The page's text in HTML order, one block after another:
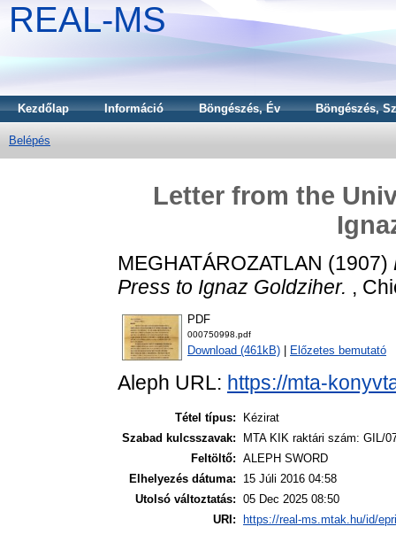
REAL-MS
Kezdőlap Információ Böngészés, Év Böngészés,
Belépés
Letter from the
MEGHATÁROZATLAN (1907)
Press to Ignaz Goldziher. ,
PDF
000750998.pdf
Download (461kB) Előzetes bemutató
Aleph URL: https://mta-
Tétel típus:
Kézirat
Szabad kulcsszavak:
MTA KIK raktári szám: GIL/
Feltöltő: ALEPH SWORD
Elhelyezés dátuma:
15 Júli 2016 04:58
Utolsó változtatás: 05 Dec 2025 08:50
URI:
https://real-ms.mtak.hu/id/